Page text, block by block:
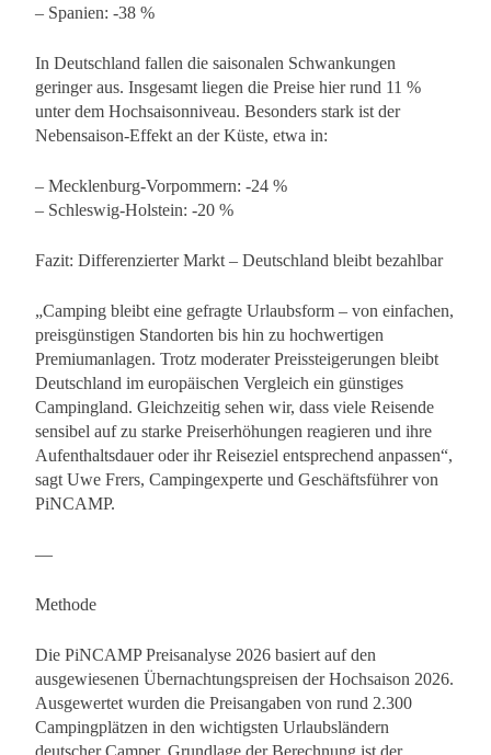
– Spanien: -38 %
In Deutschland fallen die saisonalen Schwankungen
geringer aus. Insgesamt liegen die Preise hier rund 11 %
unter dem Hochsaisonniveau. Besonders stark ist der
Nebensaison-Effekt an der Küste, etwa in:
– Mecklenburg-Vorpommern: -24 %
– Schleswig-Holstein: -20 %
Fazit: Differenzierter Markt – Deutschland bleibt bezahlbar
„Camping bleibt eine gefragte Urlaubsform – von einfachen,
preisgünstigen Standorten bis hin zu hochwertigen
Premiumanlagen. Trotz moderater Preissteigerungen bleibt
Deutschland im europäischen Vergleich ein günstiges
Campingland. Gleichzeitig sehen wir, dass viele Reisende
sensibel auf zu starke Preiserhöhungen reagieren und ihre
Aufenthaltsdauer oder ihr Reiseziel entsprechend anpassen“,
sagt Uwe Frers, Campingexperte und Geschäftsführer von
PiNCAMP.
—
Methode
Die PiNCAMP Preisanalyse 2026 basiert auf den
ausgewiesenen Übernachtungspreisen der Hochsaison 2026.
Ausgewertet wurden die Preisangaben von rund 2.300
Campingplätzen in den wichtigsten Urlaubsländern
deutscher Camper. Grundlage der Berechnung ist der